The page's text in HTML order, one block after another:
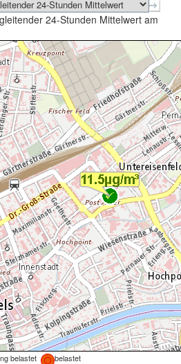
24-Stunden Mittelwert am
belastet
belastet